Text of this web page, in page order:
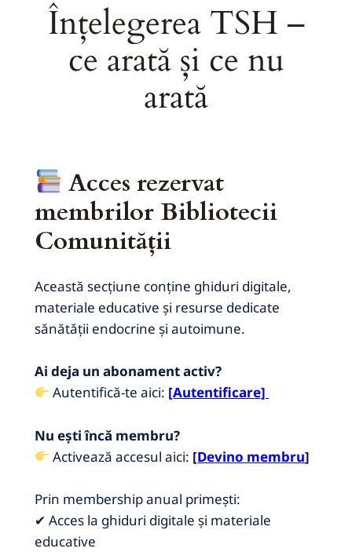
Înțelegerea TSH –
ce arată și ce nu
arată
Acces rezervat
membrilor Bibliotecii
Comunității
Această secțiune conține ghiduri digitale,
materiale educative și resurse dedicate
sănătății endocrine și autoimune.
Ai deja un abonament activ?
Autentifică-te aici: [Autentificare]
Nu ești încă membru?
Activează accesul aici: [Devino membru]
Prin membership anual primești:
✔ Acces la ghiduri digitale și materiale
educative